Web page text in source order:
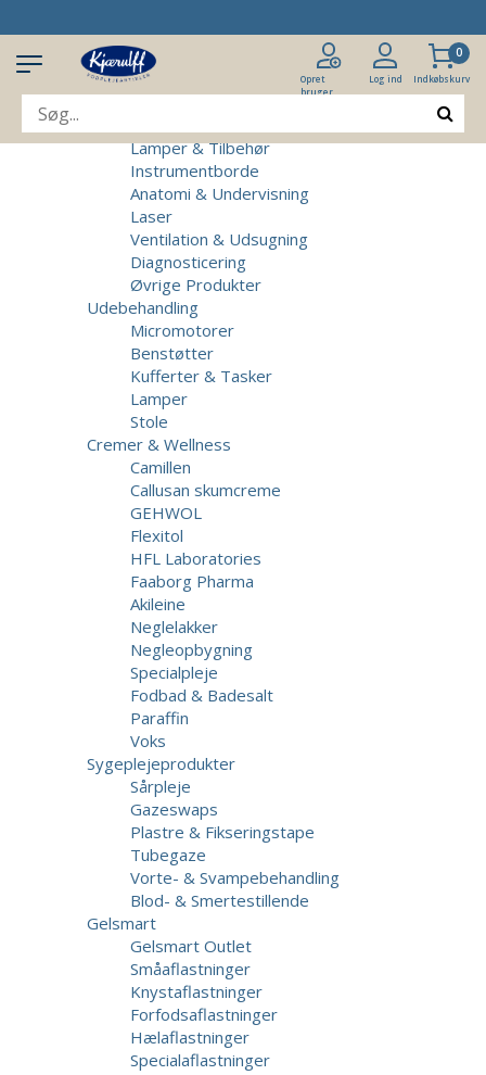
Opret
bruger
Log ind
0
Indkøbskurv
Klinikudstyr
Patientstole
Massagebrikse
Lamper & Tilbehør
Instrumentborde
Anatomi & Undervisning
Laser
Ventilation & Udsugning
Diagnosticering
Øvrige Produkter
Udebehandling
Micromotorer
Benstøtter
Kufferter & Tasker
Lamper
Stole
Cremer & Wellness
Camillen
Callusan skumcreme
GEHWOL
Flexitol
HFL Laboratories
Faaborg Pharma
Akileine
Neglelakker
Negleopbygning
Specialpleje
Fodbad & Badesalt
Paraffin
Voks
Sygeplejeprodukter
Sårpleje
Gazeswaps
Plastre & Fikseringstape
Tubegaze
Vorte- & Svampebehandling
Blod- & Smertestillende
Gelsmart
Gelsmart Outlet
Småaflastninger
Knystaflastninger
Forfodsaflastninger
Hælaflastninger
Specialaflastninger